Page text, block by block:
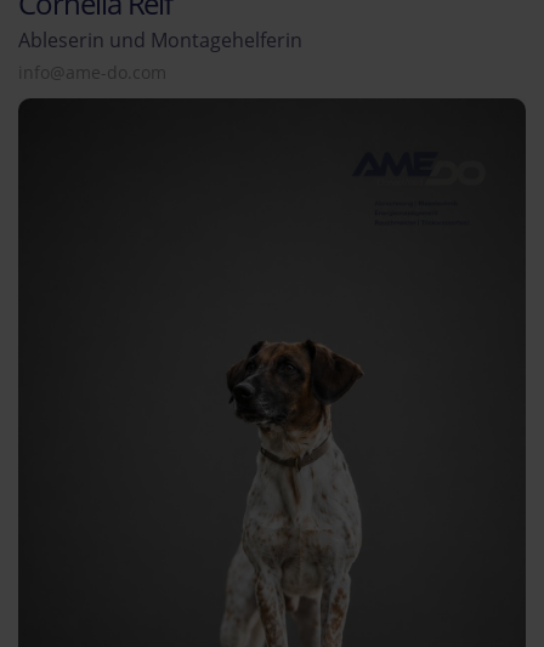
Ableserin und Montagehelferin
info@ame-do.com